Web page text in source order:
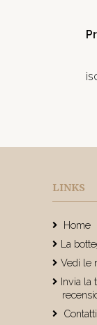
LINKS
Home
La
Vedi le
Invia la
Contatti